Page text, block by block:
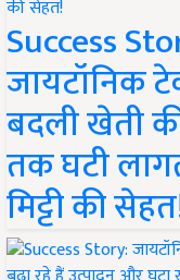
Success
जायटॉनिक
बदली खेती
तक घटी
मिट्टी की